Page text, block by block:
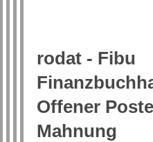
rodat - Fibu
Offener
Mahnung